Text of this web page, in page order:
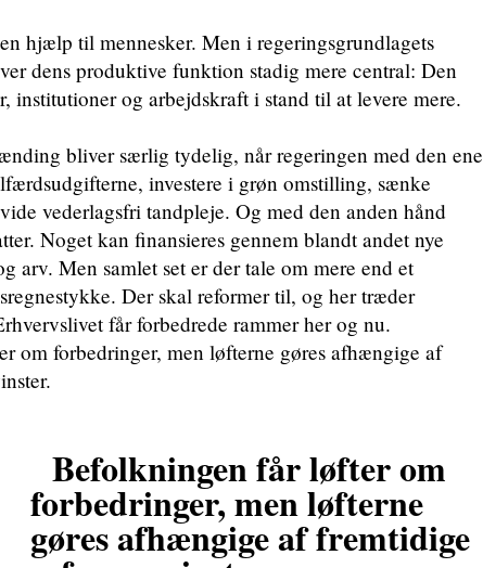
hjælp til mennesker. Men i regeringsgrundlagets
dens produktive funktion stadig mere central: Den
institutioner og arbejdskraft i stand til at levere mere.
bliver særlig tydelig, når regeringen med den ene
investere i grøn omstilling, sænke
vederlagsfri tandpleje. Og med den anden hånd
Noget kan finansieres gennem blandt andet nye
arv. Men samlet set er der tale om mere end et
Der skal reformer til, og her træder
får forbedrede rammer her og nu.
om forbedringer, men løfterne gøres afhængige af
Befolkningen får løfter om
forbedringer, men løfterne
gøres afhængige af fremtidige